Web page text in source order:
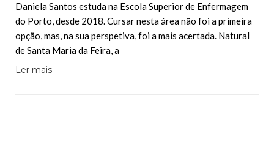
Daniela Santos estuda na Escola Superior de Enfermagem
do Porto, desde 2018. Cursar nesta área não foi a primeira
opção, mas, na sua perspetiva, foi a mais acertada. Natural
de Santa Maria da Feira, a
Ler mais